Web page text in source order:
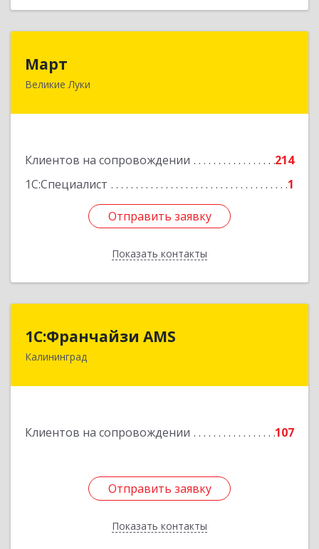
Март
Великие Луки
Клиентов на сопровождении
214
1С:Специалист
1
Отправить заявку
Показать контакты
182113, Псковская обл, Великие Луки г,
Отправить заявку
Назад
1С:Франчайзи AMS
Калининград
Клиентов на сопровождении 107
Отправить заявку
Показать контакты
238325, Калининградская обл, Гурьевский р-н,
Отправить заявку
Назад